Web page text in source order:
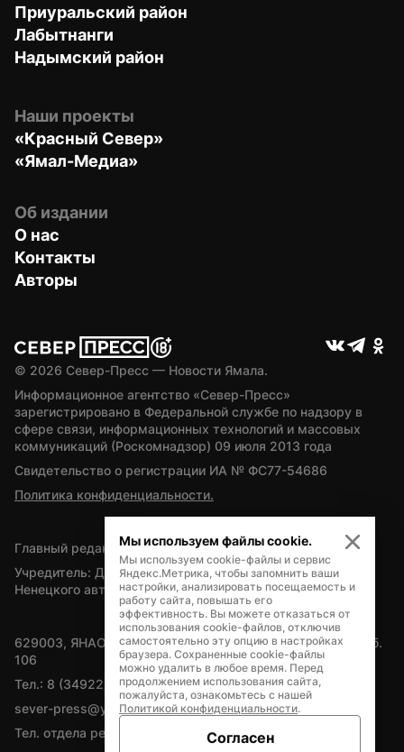
Приуральский район
Лабытнанги
Надымский район
Наши проекты
«Красный Север»
«Ямал-Медиа»
Об издании
О нас
Контакты
Авторы
© 2026 Север-Пресс — Новости Ямала.
Информационное агентство «Север-Пресс»
зарегистрировано в Федеральной службе по надзору в
сфере связи, информационных технологий и массовых
коммуникаций (Роскомнадзор) 09 июля 2013 года
Свидетельство о регистрации ИА № ФС77-54686
Политика конфиденциальности.
Главный редактор — А.Л. Поздеев
Учредитель: Департамент внутренней политики Ямало-
Ненецкого автономного округа
629003, ЯНАО, Салехард, мкр. Богдана Кнунянца, д.1, каб.
106
Тел.: 8 (34922) 71262
sever-press@yamal-media.ru
Тел. отдела рекламы: 8 (34922) 42728
Мы используем файлы cookie.
Мы используем cookie-файлы и сервис
Яндекс.Метрика, чтобы запомнить ваши
настройки, анализировать посещаемость и
работу сайта, повышать его
эффективность. Вы можете отказаться от
использования cookie-файлов, отключив
самостоятельно эту опцию в настройках
браузера. Сохраненные cookie-файлы
можно удалить в любое время. Перед
продолжением использования сайта,
пожалуйста, ознакомьтесь с нашей
Политикой конфиденциальности.
Согласен